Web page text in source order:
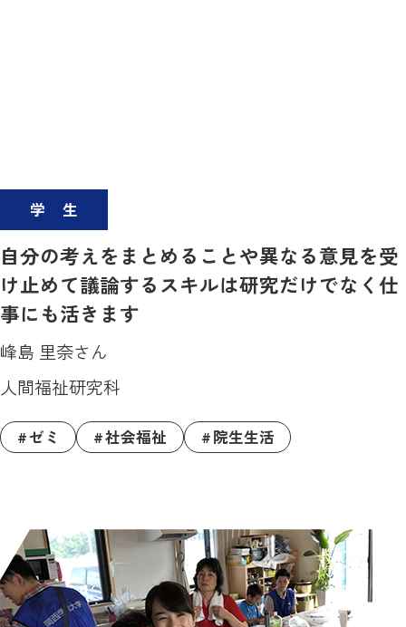
学生
自分の考えをまとめることや異なる意見を受
け止めて議論するスキルは研究だけでなく仕
事にも活きます
峰島 里奈さん
人間福祉研究科
ゼミ 社会福祉 院生生活